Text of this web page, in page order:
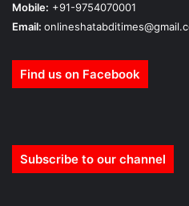
Mobile: +91-9754070001
Email:
Find us on Facebook
Subscribe to our channel